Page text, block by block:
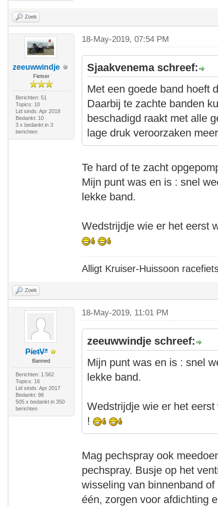
Zoek
zeeuwwindje
Fietser
Berichten: 51
Topics: 10
Lid sinds: Apr 2018
Bedankt: 10
3 x bedankt in 3
berichten
18-May-2019, 07:54 PM
Sjaakvenema schreef:
Met een goede band hoeft
Daarbij te zachte banden
beschadigd raakt met alle
lage druk veroorzaken
Te hard of te zacht
Mijn punt was en is : snel
lekke band.
Wedstrijdje wie er het eerst
Alligt Kruiser-Huissoon
Zoek
PietV*
Banned
Berichten: 1.562
Topics: 16
Lid sinds: Apr 2017
Bedankt: 98
505 x bedankt in 350
berichten
18-May-2019, 11:01 PM
zeeuwwindje schreef:
Mijn punt was en is : snel
lekke band.
Wedstrijdje wie er het
!
Mag pechspray ook
pechspray. Busje op het
wisseling van binnenband
één, zorgen voor afdichting